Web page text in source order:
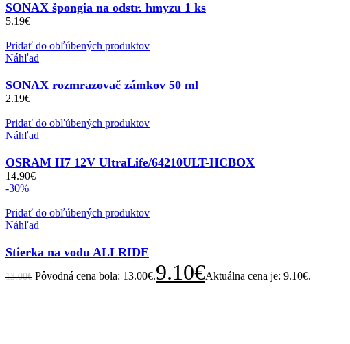
SONAX špongia na odstr. hmyzu 1 ks
5.19€
Pridať do obľúbených produktov
Náhľad
SONAX rozmrazovač zámkov 50 ml
2.19€
Pridať do obľúbených produktov
Náhľad
OSRAM H7 12V UltraLife/64210ULT-HCBOX
14.90€
-30%
Pridať do obľúbených produktov
Náhľad
Stierka na vodu ALLRIDE
13.00€ Pôvodná cena bola: 13.00€.9.10€Aktuálna cena je: 9.10€.